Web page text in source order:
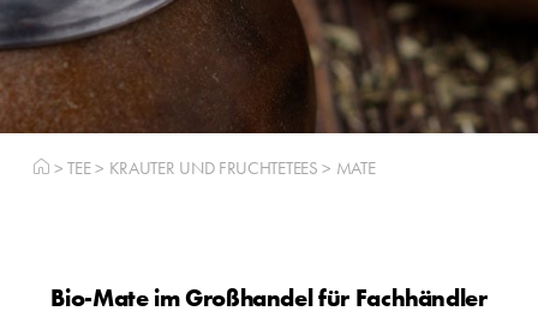
>TEE> KRAUTER UND FRUCHTETEES > MATE
Bio-Mate im Großhandel für Fachhändler